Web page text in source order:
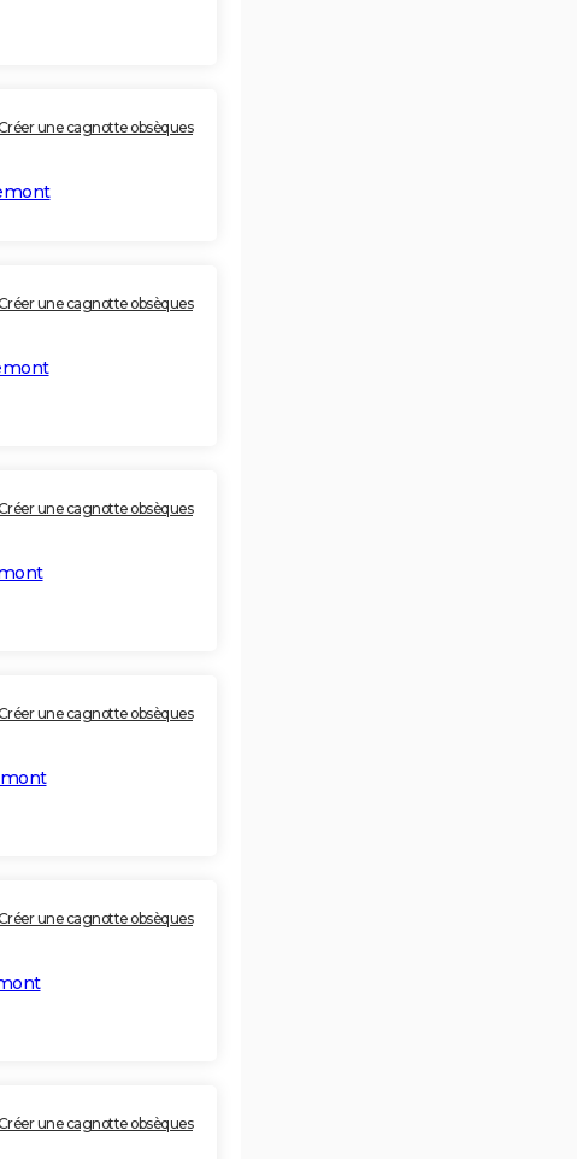
une cagnotte obsèques
une cagnotte obsèques
une cagnotte obsèques
une cagnotte obsèques
une cagnotte obsèques
une cagnotte obsèques